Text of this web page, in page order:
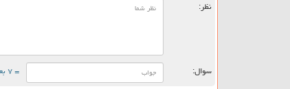
نظر:
سوال: = ۷ بعلاوه ۱